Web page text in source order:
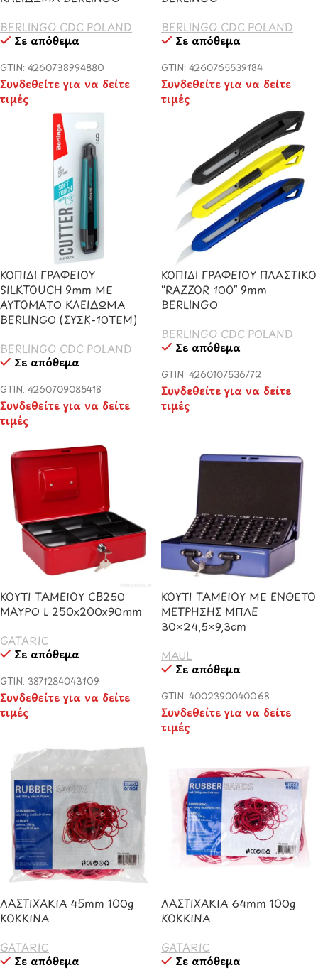
BERLINGO CDC POLAND
Σε απόθεμα
GTIN: 4260738994880
Συνδεθείτε για να δείτε
τιμές
BERLINGO CDC POLAND
Σε απόθεμα
GTIN: 4260765539184
Συνδεθείτε για να δείτε
τιμές
ΚΟΠΙΔΙ ΓΡΑΦΕΙΟΥ
SILKTOUCH 9mm ΜΕ
AYTOMATO ΚΛΕΙΔΩΜΑ
BERLINGO (ΣΥΣΚ-10ΤΕΜ)
BERLINGO CDC POLAND
Σε απόθεμα
GTIN: 4260709085418
Συνδεθείτε για να δείτε
τιμές
ΚΟΠΙΔΙ ΓΡΑΦΕΙΟΥ ΠΛΑΣΤΙΚΟ
“RAZZOR 100” 9mm
BERLINGO
BERLINGO CDC POLAND
Σε απόθεμα
GTIN: 4260107536772
Συνδεθείτε για να δείτε
τιμές
ΚΟΥΤΙ ΤΑΜΕΙΟΥ CB250
ΜΑΥΡΟ L 250x200x90mm
GATARIC
Σε απόθεμα
GTIN: 3871284043109
Συνδεθείτε για να δείτε
τιμές
ΚΟΥΤΙ ΤΑΜΕΙΟΥ ΜΕ ΕΝΘΕΤΟ
ΜΕΤΡΗΣΗΣ ΜΠΛΕ
30×24,5×9,3cm
MAUL
Σε απόθεμα
GTIN: 4002390040068
Συνδεθείτε για να δείτε
τιμές
ΛΑΣΤΙΧΑΚΙΑ 45mm 100g
ΚΟΚΚΙΝΑ
GATARIC
Σε απόθεμα
ΛΑΣΤΙΧΑΚΙΑ 64mm 100g
ΚΟΚΚΙΝΑ
GATARIC
Σε απόθεμα